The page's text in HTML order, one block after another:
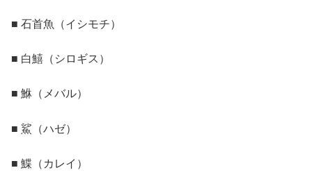
■ 石首魚（イシモチ）
■ 白鱚（シロギス）
■ 鮴（メバル）
■ 鯊（ハゼ）
■ 鰈（カレイ）